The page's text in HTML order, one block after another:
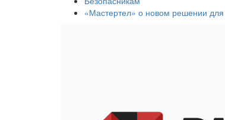
«Мастертел» о новом решении